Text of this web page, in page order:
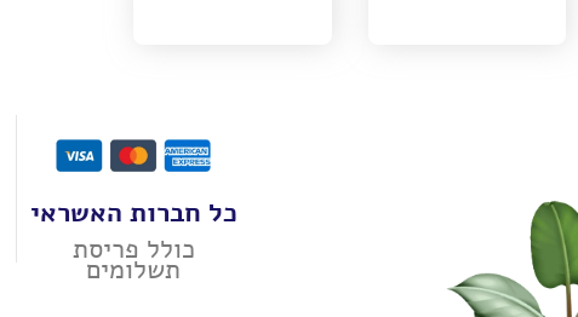
כל חברות האשראי
כולל פריסת
תשלומים